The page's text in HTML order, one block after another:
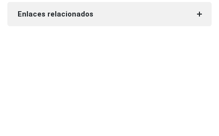
Enlaces relacionados